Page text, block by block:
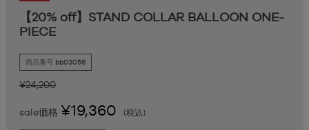
【20% off】STAND COLLAR BALLOON ONE-
PIECE
商品番号 bb03056
¥24,200
sale価格 ¥19,360 税込